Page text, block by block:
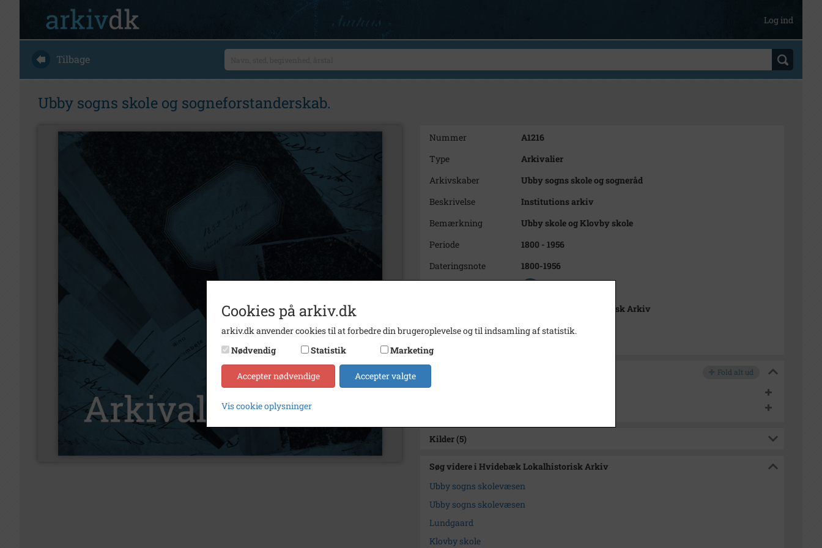
Log ind
Tilbage
Ubby sogns skole og sogneforstanderskab.
Nummer
A1216
Type
Arkivalier
Arkivskaber
Ubby sogns skole og sogneråd
Beskrivelse
Institutions arkiv
Bemærkning
Ubby skole og Klovby skole
Periode
1800 - 1956
Dateringsnote
1800-1956
Hvidebæk Lokalhistorisk Arkiv
Kontakt arkivet
Fold alt ud
1
Kilder (5)
Søg videre i Hvidebæk Lokalhistorisk Arkiv
Ubby sogns skolevæsen
Ubby sogns skolevæsen
Lundgaard
Klovby skole
Cookies på arkiv.dk
arkiv.dk anvender cookies til at forbedre din brugeroplevelse og til indsamling af statistik.
Nødvendig
Statistik Marketing
Accepter nødvendige Accepter valgte
Vis cookie oplysninger